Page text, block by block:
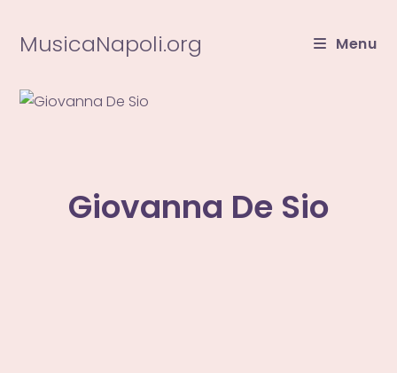
contenuto
MusicaNapoli.org Menu
Giovanna De Sio